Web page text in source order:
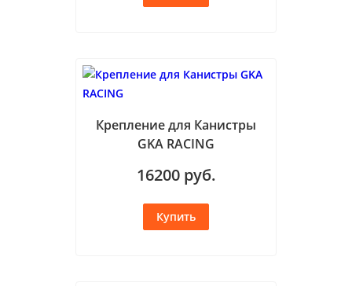
Крепление для Канистры
GKA RACING
16200 руб.